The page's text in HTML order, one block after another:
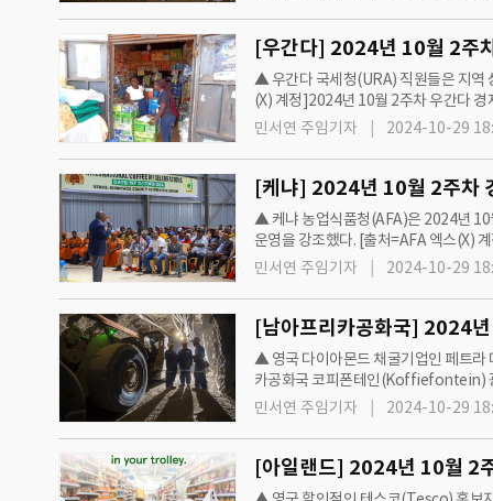
▲ 우간다 국세청(URA) 직원들은 지역
(X) 계정]2024년 10월 2주차 우간다
39.3MT으로 집계됐다. 전체 수출량의
민서연 주임기자 2024-10-29
▲ 케냐 농업식품청(AFA)은 2024년
운영을 강조했다. [출처=AFA 엑스(X)
2024년 6월 해외직접투자 규모는 S…
민서연 주임기자 2024-10-29
▲ 영국 다이아몬드 채굴기업인 페트
카공화국 코피폰테인(Koffiefontein)
카공화국 경제는 통계와 광업, 부동산
민서연 주임기자 2024-10-29